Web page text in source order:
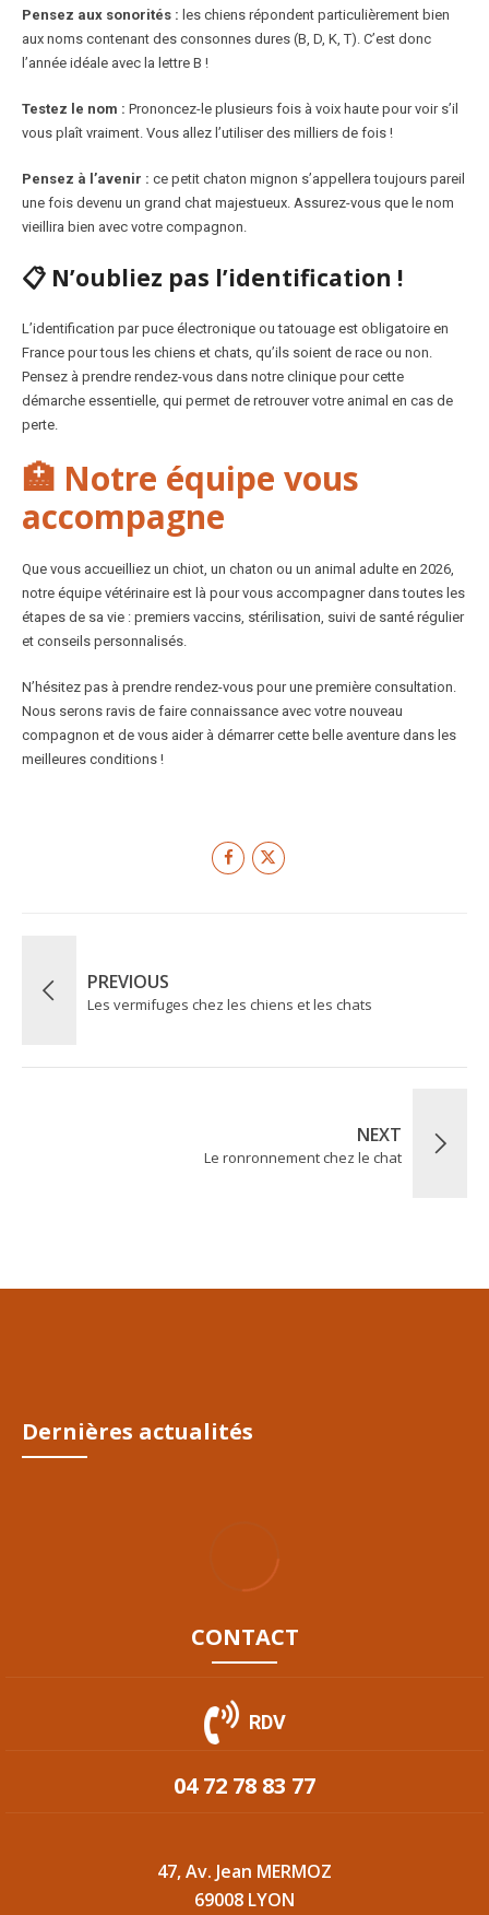
Pensez aux sonorités : les chiens répondent particulièrement bien
aux noms contenant des consonnes dures (B, D, K, T). C’est donc
l’année idéale avec la lettre B !
Testez le nom : Prononcez-le plusieurs fois à voix haute pour voir s’il
vous plaît vraiment. Vous allez l’utiliser des milliers de fois !
Pensez à l’avenir : ce petit chaton mignon s’appellera toujours pareil
une fois devenu un grand chat majestueux. Assurez-vous que le nom
vieillira bien avec votre compagnon.
📋 N’oubliez pas l’identification !
L’identification par puce électronique ou tatouage est obligatoire en
France pour tous les chiens et chats, qu’ils soient de race ou non.
Pensez à prendre rendez-vous dans notre clinique pour cette
démarche essentielle, qui permet de retrouver votre animal en cas de
perte.
🏥 Notre équipe vous
accompagne
Que vous accueilliez un chiot, un chaton ou un animal adulte en 2026,
notre équipe vétérinaire est là pour vous accompagner dans toutes les
étapes de sa vie : premiers vaccins, stérilisation, suivi de santé régulier
et conseils personnalisés.
N’hésitez pas à prendre rendez-vous pour une première consultation.
Nous serons ravis de faire connaissance avec votre nouveau
compagnon et de vous aider à démarrer cette belle aventure dans les
meilleures conditions !
PREVIOUS
Les vermifuges chez les chiens et les chats
NEXT
Le ronronnement chez le chat
Dernières actualités
CONTACT
RDV
04 72 78 83 77
47, Av. Jean MERMOZ
69008 LYON